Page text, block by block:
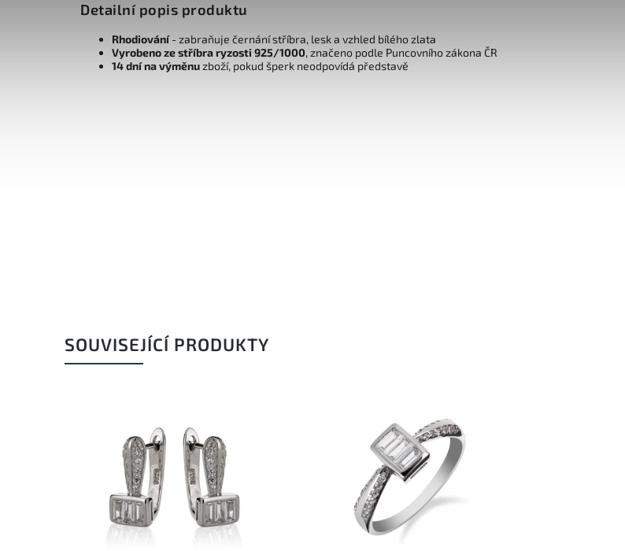
Detailní popis produktu
Rhodiování- zabraňuje černání stříbra, lesk a vzhled bílého zlata
Vyrobeno ze stříbra ryzosti 925/1000, značeno podle Puncovního zákona ČR
14 dní na výměnuzboží, pokud šperk neodpovídá představě
SOUVISEJÍCÍ PRODUKTY